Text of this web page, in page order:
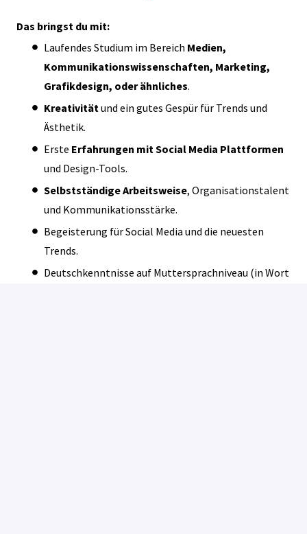
Das bringst du mit:
Laufendes Studium im Bereich Medien,
Kommunikationswissenschaften, Marketing,
Grafikdesign, oder ähnliches.
Kreativitätund ein gutes Gespür für Trends und
Ästhetik.
Erste Erfahrungen mit Social Media Plattformen
und Design-Tools.
Selbstständige Arbeitsweise, Organisationstalent
und Kommunikationsstärke.
Begeisterung für Social Media und die neuesten
Trends.
Deutschkenntnisse auf Muttersprachniveau (in Wort